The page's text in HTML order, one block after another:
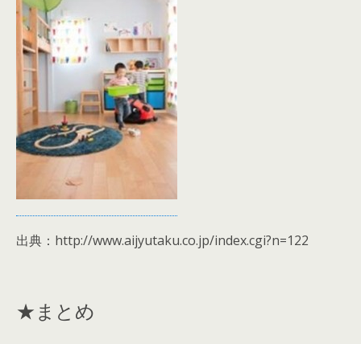
出典：http://www.aijyutaku.co.jp/index.cgi?n=122
★まとめ